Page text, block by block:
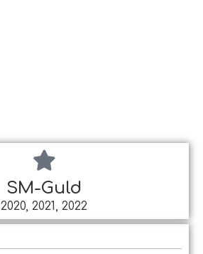
SM-Guld
2020, 2021, 2022